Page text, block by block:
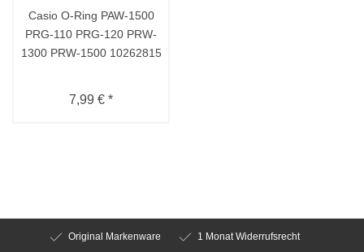
Casio O-Ring PAW-1500
PRG-110 PRG-120 PRW-
1300 PRW-1500 10262815
7,99 € *
Original Markenware
1 Monat Widerrufsrecht